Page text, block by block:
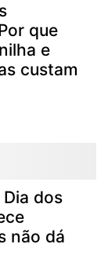
que
e
custam
dos
não dá